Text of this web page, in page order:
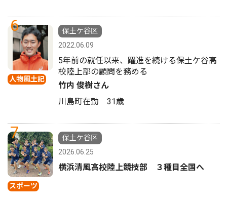
6
人物風土記
保土ケ谷区
2022.06.09
5年前の就任以来、躍進を続ける保土ケ谷高
校陸上部の顧問を務める
竹内 俊樹さん
川島町在勤 31歳
7
スポーツ
保土ケ谷区
2026.06.25
横浜清風高校陸上競技部 ３種目全国へ